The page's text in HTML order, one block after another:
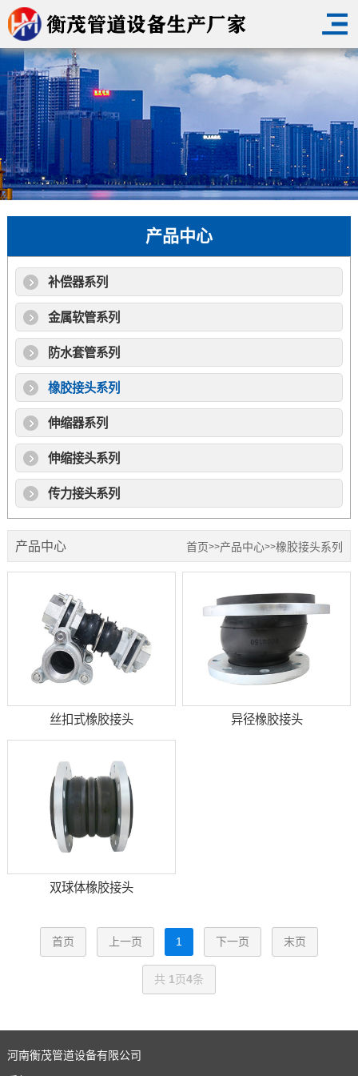
产品中心
补偿器系列
金属软管系列
防水套管系列
橡胶接头系列
伸缩器系列
伸缩接头系列
传力接头系列
产品中心 首页>>产品中心>>橡胶接头系列
丝扣式橡胶接头 异径橡胶接头
双球体橡胶接头
首页 上一页 1 下一页 末页
共 1页4条
河南衡茂管道设备有限公司